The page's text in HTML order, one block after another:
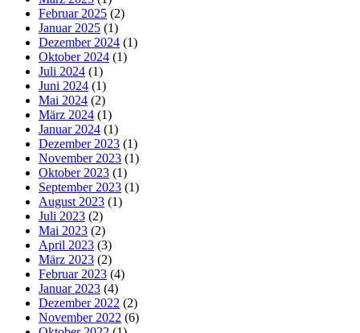
Februar 2025 (2)
Januar 2025 (1)
Dezember 2024 (1)
Oktober 2024 (1)
Juli 2024 (1)
Juni 2024 (1)
Mai 2024 (2)
März 2024 (1)
Januar 2024 (1)
Dezember 2023 (1)
November 2023 (1)
Oktober 2023 (1)
September 2023 (1)
August 2023 (1)
Juli 2023 (2)
Mai 2023 (2)
April 2023 (3)
März 2023 (2)
Februar 2023 (4)
Januar 2023 (4)
Dezember 2022 (2)
November 2022 (6)